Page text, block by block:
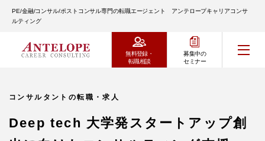
PE/金融/コンサル/ポストコンサル専門の転職エージェント アンテロープキャリアコンサ
ルティング
無料登録・
転職相談
募集中の
セミナー
コンサルタントの転職・求人
Deep tech 大学発スタートアップ創